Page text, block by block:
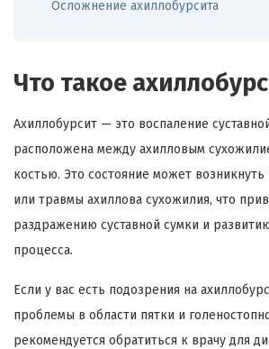
Осложнение ахиллобурсита
Что такое
Ахиллобурсит — это воспаление
расположена между ахилловым
костью. Это состояние может возникнуть
или травмы ахиллова сухожилия, что
раздражению суставной сумки и
процесса.
Если у вас есть подозрения на
проблемы в области пятки и
рекомендуется обратиться к врачу для